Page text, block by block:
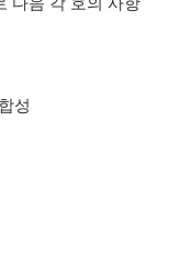
다음 각 호의 사항
성